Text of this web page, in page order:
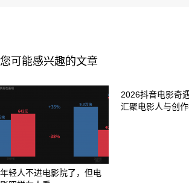
您可能感兴趣的文章
年轻人不进电影院了，但电
2026抖音电影奇
汇聚电影人与创